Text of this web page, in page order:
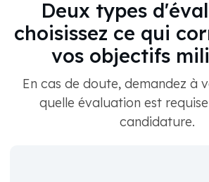
Deux types
choisissez ce qui
vos objectifs
En cas de doute, demandez à
quelle évaluation est
candidature.